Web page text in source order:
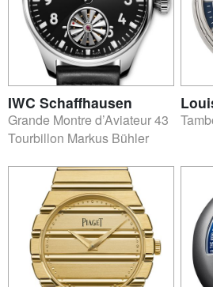
IWC Schaffhausen
Grande Montre d’Aviateur 43
Tourbillon Markus Bühler